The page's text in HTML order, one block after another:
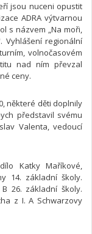
jsou nuceni opustit
ADRA výtvarnou
s názvem „Na moři,
Vyhlášení regionální
volnočasovém
nad ním převzal
ceny.
některé děti doplnily
představil svému
Valenta, vedoucí
Katky Maříkové,
14. základní školy.
26. základní školy.
z I. A Schwarzovy